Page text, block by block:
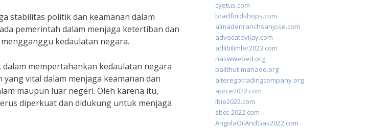
stabilitas politik dan keamanan dalam
pemerintah dalam menjaga ketertiban dan
kedaulatan negara.
mempertahankan kedaulatan negara
vital dalam menjaga keamanan dan
maupun luar negeri. Oleh karena itu,
diperkuat dan didukung untuk menjaga
cyetus.com
bradfordshops.com
almadenranchsanjose.com
advocatevijay.com
adlibilimler2023.com
naswwebed.org
balithut-manado.org
alteregotradingcompany.org
aprce2022.com
ibie2022.com
sbcc-2022.com
AngolaOilAndGas2022.com